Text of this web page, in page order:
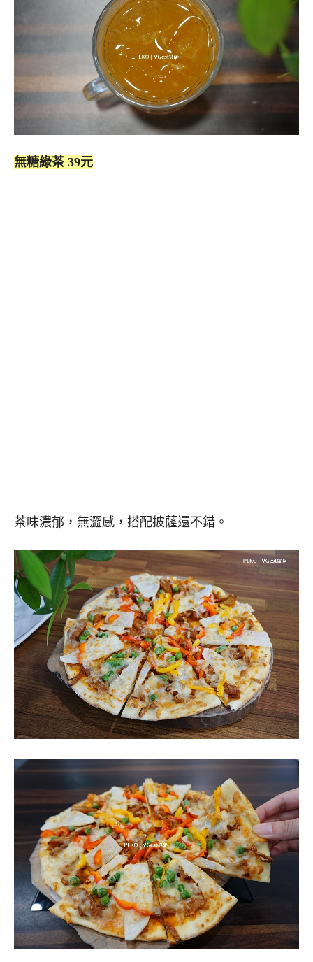
無糖綠茶 39元
茶味濃郁，無澀感，搭配披薩還不錯。